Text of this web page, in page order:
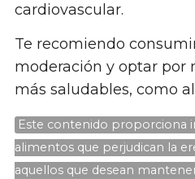
cardiovascular.
Te recomiendo
moderación y optar por
más saludables, como
Este contenido proporciona
alimentos que perjudican la
aquellos que desean